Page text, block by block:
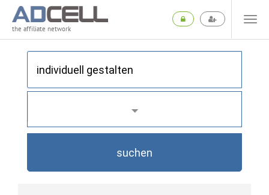
the affiliate network
suchen